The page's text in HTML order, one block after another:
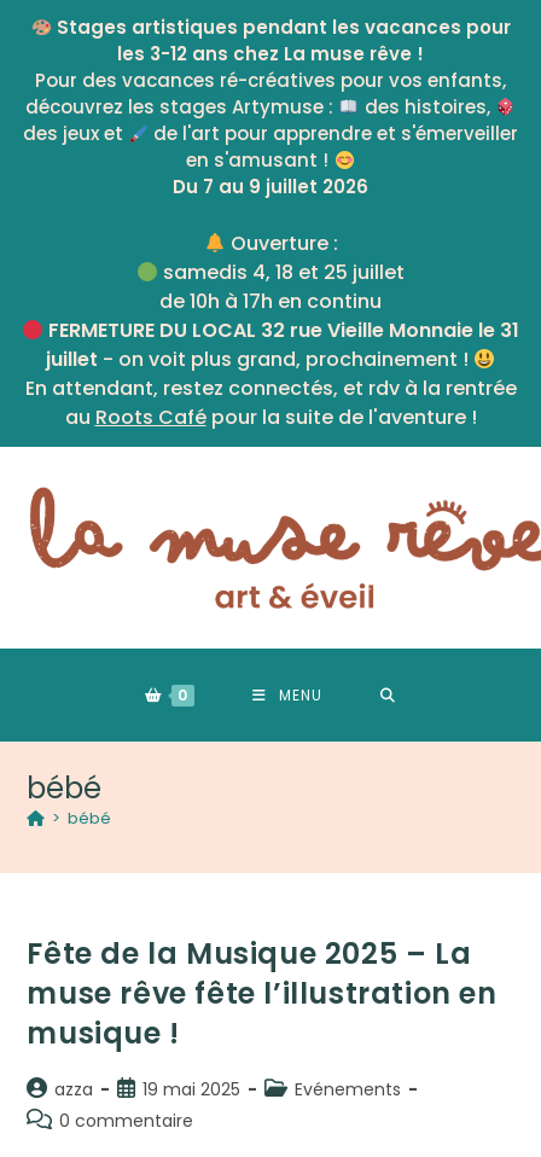
content
Stages artistiques pendant les vacances pour
les 3-12 ans chez La muse rêve !
Pour des vacances ré-créatives pour vos enfants,
découvrez les stages Artymuse :
des histoires,
des jeux et
de l'art pour apprendre et s'émerveiller
en s'amusant !
Du 7 au 9 juillet 2026
Ouverture :
samedis 4, 18 et 25 juillet
de 10h à 17h en continu
FERMETURE DU LOCAL 32 rue Vieille Monnaie le 31
juillet - on voit plus grand, prochainement !
En attendant, restez connectés, et rdv à la rentrée
au Roots Cafépour la suite de l'aventure !
0 MENU
bébé
> bébé
Fête de la Musique 2025 – La
muse rêve fête l’illustration en
musique !
Auteur/autrice
de
azza
Publication
publiée :
19 mai 2025
PostEvénements
Commentaires
0 commentaire